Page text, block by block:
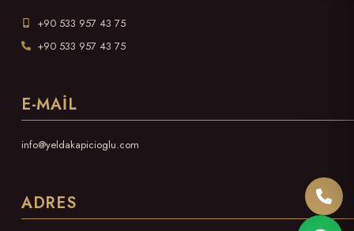
+90 533 957 43 75
+90 533 957 43 75
E-MAIL
info@yeldakapicioglu.com
ADRES Bizi